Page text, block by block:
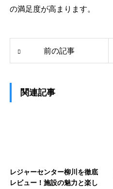
の満足度が高まります。
前の記事
関連記事
レジャーセンター柳川を徹底
レビュー！施設の魅力と楽し